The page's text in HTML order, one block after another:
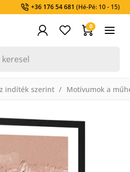
+36 176 54 681 (Hé-Pé: 10 - 15)
0
indíték szerint Motívumok a